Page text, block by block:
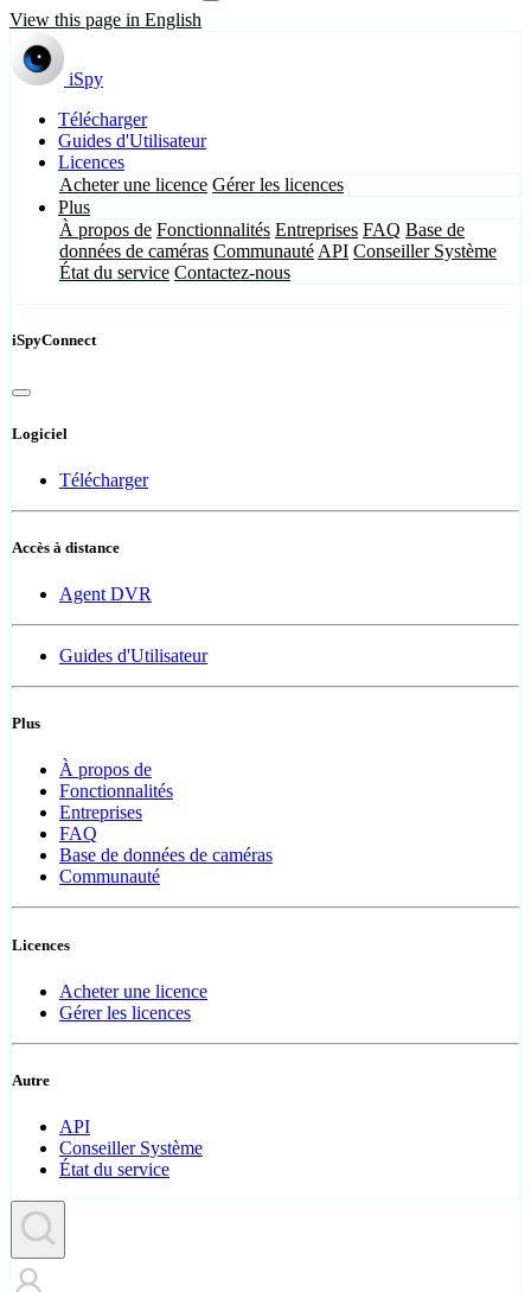
View this page in English
iSpy
Télécharger
Guides d'Utilisateur
Licences
Acheter une licence Gérer les licences
Plus
À propos de Fonctionnalités Entreprises FAQ Base de
données de caméras Communauté API Conseiller Système
État du service Contactez-nous
iSpyConnect
Logiciel
Télécharger
Accès à distance
Agent DVR
Guides d'Utilisateur
Plus
À propos de
Fonctionnalités
Entreprises
FAQ
Base de données de caméras
Communauté
Licences
Acheter une licence
Gérer les licences
Autre
API
Conseiller Système
État du service